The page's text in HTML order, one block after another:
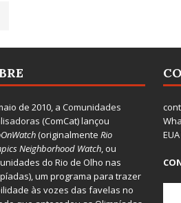
de 2010, a Comunidades
(ComCat) lançou
(originalmente Rio
Neighborhood Watch, ou
do Rio de Olho nas
um programa para trazer
às vozes das favelas no